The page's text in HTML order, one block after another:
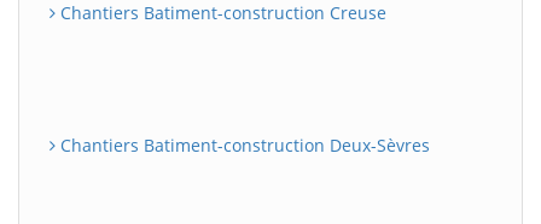
Chantiers Batiment-construction Creuse
Chantiers Batiment-construction Deux-Sèvres